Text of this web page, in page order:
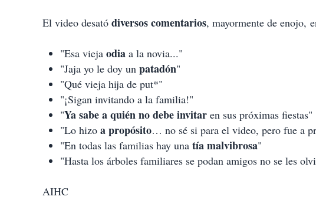
El video desató diversos comentarios, mayormente de enojo,
"Esa vieja odia a la novia..."
"Jaja yo le doy un patadón"
"Qué vieja hija de put*"
"¡Sigan invitando a la familia!"
"Ya sabe a quién no debe invitar en sus próximas fiestas"
"Lo hizo apropósito… no sé si para el video, pero fue a
"En todas las familias hay una tía malvibrosa"
"Hasta los árboles familiares se podan amigos no se les
AIHC